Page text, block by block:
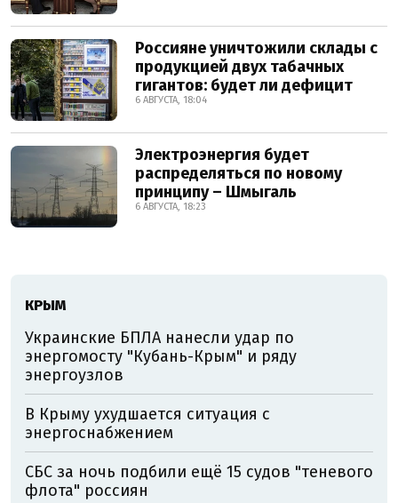
Россияне уничтожили склады с
продукцией двух табачных
гигантов: будет ли дефицит
6 АВГУСТА, 18:04
Электроэнергия будет
распределяться по новому
принципу – Шмыгаль
6 АВГУСТА, 18:23
КРЫМ
Украинские БПЛА нанесли удар по
энергомосту "Кубань-Крым" и ряду
энергоузлов
В Крыму ухудшается ситуация с
энергоснабжением
СБС за ночь подбили ещё 15 судов "теневого
флота" россиян